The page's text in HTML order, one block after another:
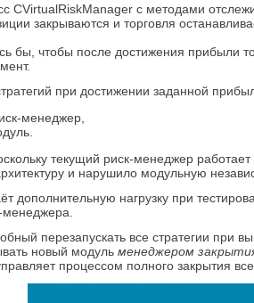
CVirtualRiskManager с методами
закрываются и торговля
бы, чтобы после достижения прибыли
при достижении заданной
менеджер,
текущий риск-менеджер
и нарушило модульную
дополнительную нагрузку при
менеджера.
перезапускать все стратегии при
новый модуль менеджером
процессом полного закрытия